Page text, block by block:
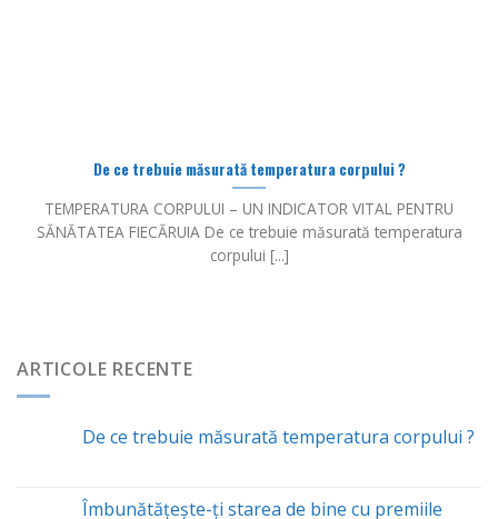
ARTICOLE RECENTE
De ce trebuie măsurată temperatura corpului ?
Îmbunătăţeşte-ţi starea de bine cu premiile
De ce trebuie măsurată temperatura corpului ?
TEMPERATURA CORPULUI – UN INDICATOR VITAL PENTRU
SĂNĂTATEA FIECĂRUIA De ce trebuie măsurată temperatura
corpului [...]